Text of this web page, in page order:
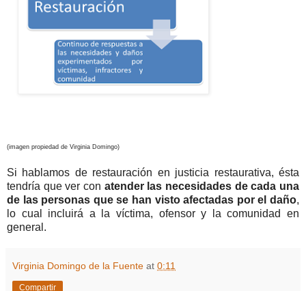
(imagen propiedad de Virginia Domingo)
Si hablamos de restauración en justicia restaurativa, ésta
tendría que ver con atender las necesidades de cada una
de las personas que se han visto afectadas por el daño,
lo cual incluirá a la víctima, ofensor y la comunidad en
general.
Virginia Domingo de la Fuente at 0:11
Compartir